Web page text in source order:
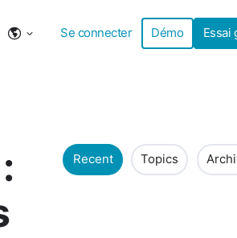
Se connecter Démo Essai
Recent Topics